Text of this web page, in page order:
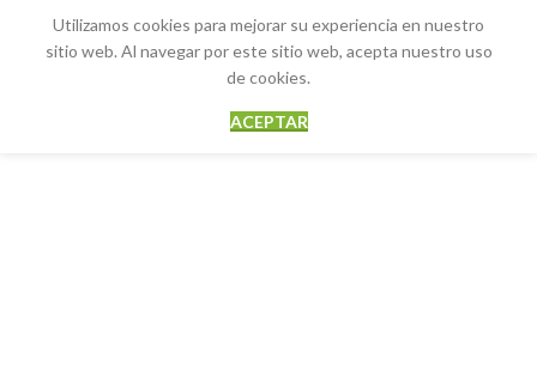
Utilizamos cookies para mejorar su experiencia en nuestro
sitio web. Al navegar por este sitio web, acepta nuestro uso
de cookies.
ACEPTAR